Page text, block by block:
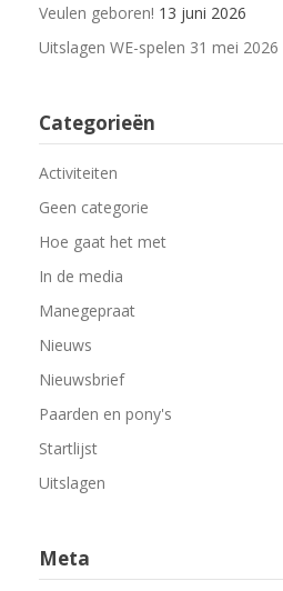
Veulen geboren! 13 juni 2026
Uitslagen WE-spelen 31 mei 2026
Categorieën
Activiteiten
Geen categorie
Hoe gaat het met
In de media
Manegepraat
Nieuws
Nieuwsbrief
Paarden en pony's
Startlijst
Uitslagen
Meta